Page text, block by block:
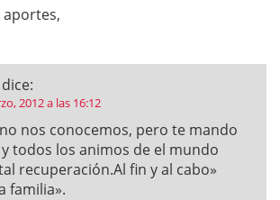
dice:
2012 a las 16:12
nos conocemos, pero te mando
todos los animos de el mundo
recuperación.Al fin y al cabo»
familia».